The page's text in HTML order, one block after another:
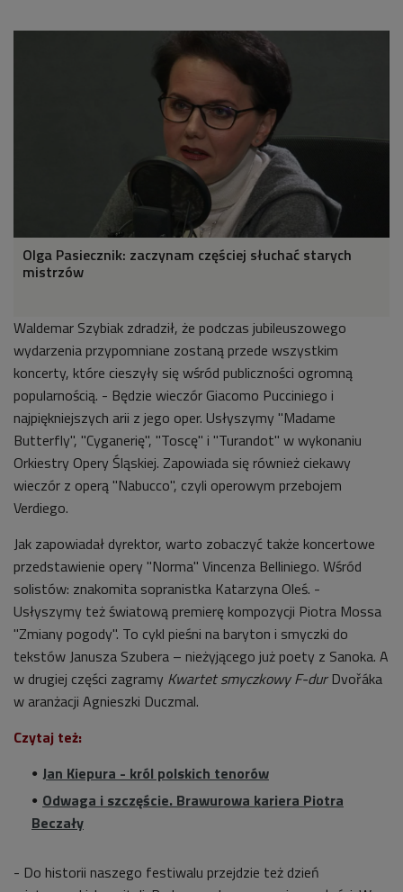
Olga Pasiecznik: zaczynam częściej słuchać starych
mistrzów
Waldemar Szybiak zdradził, że podczas jubileuszowego
wydarzenia przypomniane zostaną przede wszystkim
koncerty, które cieszyły się wśród publiczności ogromną
popularnością. - Będzie wieczór Giacomo Pucciniego i
najpiękniejszych arii z jego oper. Usłyszymy "Madame
Butterfly", "Cyganerię", "Toscę" i "Turandot" w wykonaniu
Orkiestry Opery Śląskiej. Zapowiada się również ciekawy
wieczór z operą "Nabucco", czyli operowym przebojem
Verdiego.
Jak zapowiadał dyrektor, warto zobaczyć także koncertowe
przedstawienie opery "Norma" Vincenza Belliniego. Wśród
solistów: znakomita sopranistka Katarzyna Oleś. -
Usłyszymy też światową premierę kompozycji Piotra Mossa
"Zmiany pogody". To cykl pieśni na baryton i smyczki do
tekstów Janusza Szubera – nieżyjącego już poety z Sanoka. A
w drugiej części zagramy Kwartet smyczkowy F-durDvořáka
w aranżacji Agnieszki Duczmal.
Czytaj też:
Jan Kiepura - król polskich tenorów
Odwaga i szczęście. Brawurowa kariera Piotra
Beczały
- Do historii naszego festiwalu przejdzie też dzień